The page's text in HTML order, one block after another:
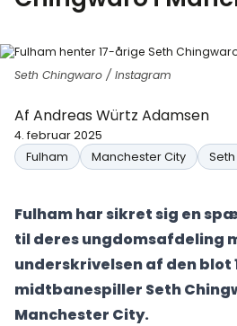
Seth Chingwaro / Instagram
Af Andreas Würtz Adamsen
4. februar 2025
Fulham
Manchester City
Fulham har sikret sig en
til deres ungdomsafdeling
underskrivelsen af den blot
midtbanespiller Seth
Manchester City.